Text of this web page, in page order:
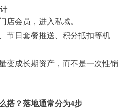
店会员，进入私域。
节日套餐推送、积分抵扣等机
变成长期资产，而不是一次性销
搭？落地通常分为4步